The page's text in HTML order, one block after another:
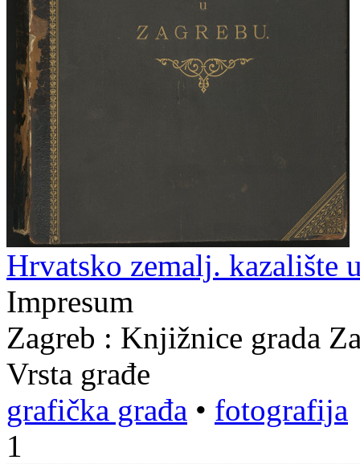
Hrvatsko zemalj. kazalište
Impresum
Zagreb : Knjižnice grada
Vrsta građe
grafička građa • fotografija
1